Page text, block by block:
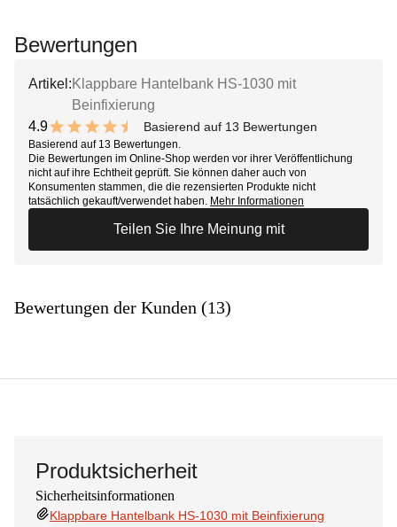
Bewertungen
Artikel: Klappbare Hantelbank HS-1030 mit
Beinfixierung
4.9
9.8 out of 10 stars
Basierend auf 13 Bewertungen
Basierend auf 13 Bewertungen.
Die Bewertungen im Online-Shop werden vor ihrer Veröffentlichung
nicht auf ihre Echtheit geprüft. Sie können daher auch von
Konsumenten stammen, die die rezensierten Produkte nicht
tatsächlich gekauft/verwendet haben. Mehr Informationen
Teilen Sie Ihre Meinung mit
Bewertungen der Kunden (13)
Produktsicherheit
Sicherheitsinformationen
Klappbare Hantelbank HS-1030 mit Beinfixierung